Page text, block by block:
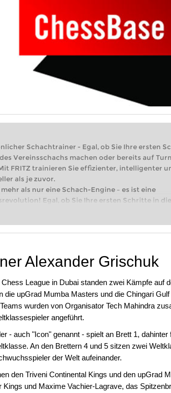
Schachtrainer - Egal, ob Sie Ihre ersten
Vereinsschachs machen oder bereits auf
FRITZ trainieren Sie effizienter, intelligenter
als je zuvor.
mehr als nur eine Schach-Engine – es ist eine
Egal, ob Sie Ihre ersten Schritte in
machen oder bereits auf Turnierniveau
Alexander Grischuk
League in Dubai standen zwei Kämpfe auf
die upGrad Mumba Masters und die Chingari
wurden von Organisator Tech Mahindra
angeführt.
- auch "Icon" genannt - spielt an Brett 1,
An den Brettern 4 und 5 sitzen zwei
der Welt aufeinander.
den Triveni Continental Kings und den upGrad
Kings und Maxime Vachier-Lagrave, das